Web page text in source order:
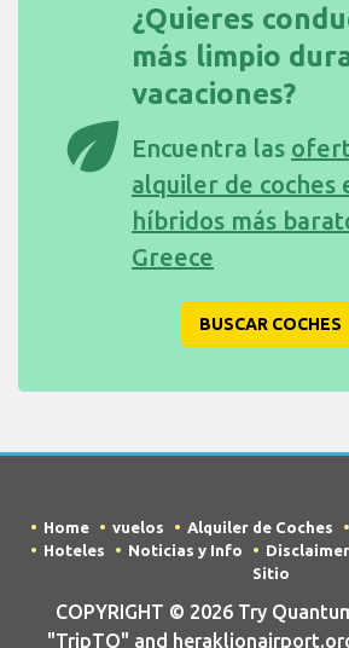
eco
¿Quieres
más limpio
vacaciones?
Encuentra las
alquiler de coches
híbridos más
Greece
BUSCAR COCHES
Home vuelos Alquiler de Coches
Hoteles
Noticias y Info Disclaimer
Sitio
COPYRIGHT © 2026 Try
"TripTQ" and